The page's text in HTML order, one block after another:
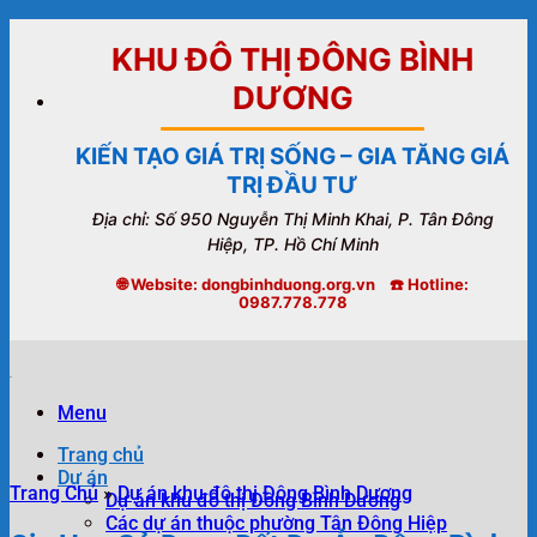
dung
KHU ĐÔ THỊ ĐÔNG BÌNH
DƯƠNG
KIẾN TẠO GIÁ TRỊ SỐNG – GIA TĂNG GIÁ
TRỊ ĐẦU TƯ
Địa chỉ: Số 950 Nguyễn Thị Minh Khai, P. Tân Đông
Hiệp, TP. Hồ Chí Minh
🌐 Website: dongbinhduong.org.vn ☎️ Hotline:
0987.778.778
Menu
Trang chủ
Dự án
Dự án khu đô thị Đông Bình Dương
Các dự án thuộc phường Tân Đông Hiệp
Trang Chủ»Dự án khu đô thị Đông Bình Dương